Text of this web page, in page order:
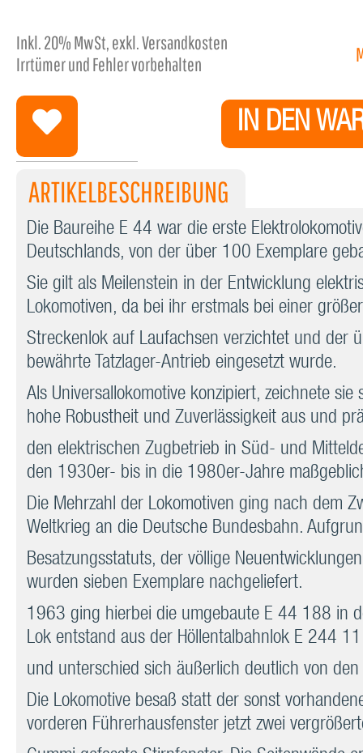
Inkl.20%MwSt, exkl. Versandkosten
Irrtümer und Fehler vorbehalten
IN DEN
ARTIKELBESCHREIBUNG
Die Baureihe E 44 war die erste
Deutschlands, von der über 100 Exemplare
Sie gilt als Meilenstein in der Entwicklung
Lokomotiven, da bei ihr erstmals bei einer
Streckenlok auf Laufachsen verzichtet und der
bewährte Tatzlager-Antrieb eingesetzt wurde.
Als Universallokomotive konzipiert, zeichnete sie
hohe Robustheit und Zuverlässigkeit aus und
den elektrischen Zugbetrieb in Süd- und
den 1930er- bis in die 1980er-Jahre
Die Mehrzahl der Lokomotiven ging nach dem
Weltkrieg an die Deutsche Bundesbahn.
Besatzungsstatuts, der völlige
wurden sieben Exemplare nachgeliefert.
1963 ging hierbei die umgebaute E 44 188 in
Lok entstand aus der Höllentalbahnlok E 244 11
und unterschied sich äußerlich deutlich von den
Die Lokomotive besaß statt der sonst
vorderen Führerhausfenster jetzt zwei